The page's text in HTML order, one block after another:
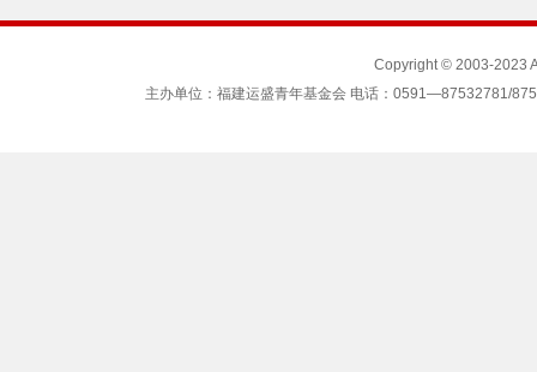
Copyright © 2003-2023
主办单位：福建运盛青年基金会 电话：0591—87532781/